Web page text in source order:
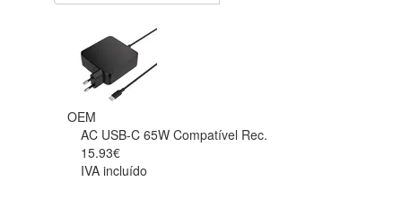
OEM
AC USB-C 65W Compatível Rec.
15.93€
IVA incluído